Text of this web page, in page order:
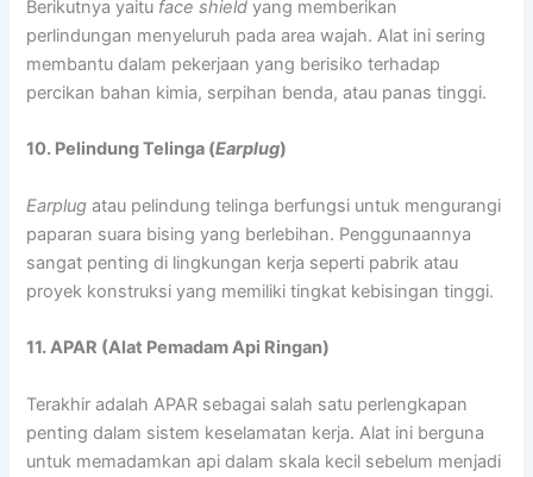
Berikutnya yaitu face shield yang memberikan
perlindungan menyeluruh pada area wajah. Alat ini sering
membantu dalam pekerjaan yang berisiko terhadap
percikan bahan kimia, serpihan benda, atau panas tinggi.
10. Pelindung Telinga (Earplug)
Earplug atau pelindung telinga berfungsi untuk mengurangi
paparan suara bising yang berlebihan. Penggunaannya
sangat penting di lingkungan kerja seperti pabrik atau
proyek konstruksi yang memiliki tingkat kebisingan tinggi.
11. APAR (Alat Pemadam Api Ringan)
Terakhir adalah APAR sebagai salah satu perlengkapan
penting dalam sistem keselamatan kerja. Alat ini berguna
untuk memadamkan api dalam skala kecil sebelum menjadi